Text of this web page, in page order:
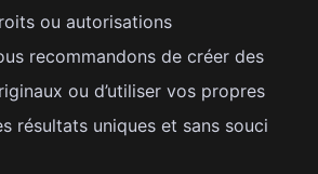
ou autorisations
recommandons de créer des
ou d’utiliser vos propres
résultats uniques et sans souci